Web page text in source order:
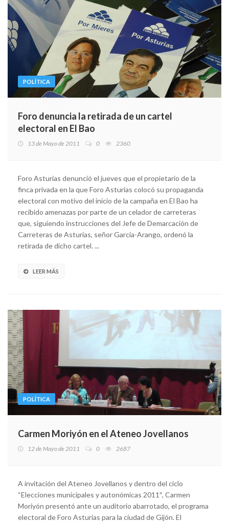
POLÍTICA
Foro denuncia la retirada de un cartel
electoral en El Bao
13 de Mayo de 2011 0 2360
Foro Asturias denunció el jueves que el propietario de la
finca privada en la que Foro Asturias colocó su propaganda
electoral con motivo del inicio de la campaña en El Bao ha
recibido amenazas por parte de un celador de carreteras
que, siguiendo instrucciones del Jefe de Demarcación de
Carreteras de Asturias, señor García-Arango, ordenó la
retirada de dicho cartel. ...
LEER MÁS
POLÍTICA
Carmen Moriyón en el Ateneo Jovellanos
12 de Mayo de 2011 0 2687
A invitación del Ateneo Jovellanos y dentro del ciclo
“Elecciones municipales y autonómicas 2011″, Carmen
Moriyón presentó ante un auditorio abarrotado, el programa
electoral de Foro Asturias para la ciudad de Gijón. El